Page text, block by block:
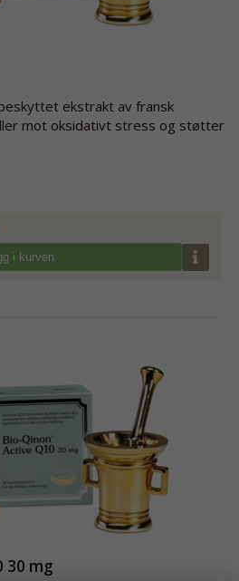
ekstrakt av fransk
mot oksidativt stress og støtter
i kurven
30 mg